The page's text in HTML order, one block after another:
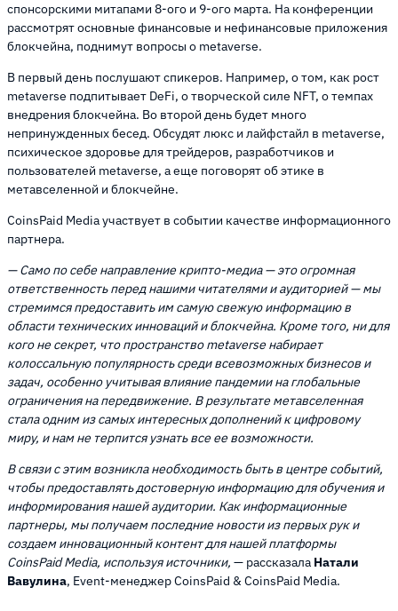
спонсорскими митапами 8-ого и 9-ого марта. На конференции
рассмотрят основные финансовые и нефинансовые приложения
блокчейна, поднимут вопросы о metaverse.
В первый день послушают спикеров. Например, о том, как рост
metaverse подпитывает DeFi, о творческой силе NFT, о темпах
внедрения блокчейна. Во второй день будет много
непринужденных бесед. Обсудят люкс и лайфстайл в metaverse,
психическое здоровье для трейдеров, разработчиков и
пользователей metaverse, а еще поговорят об этике в
метавселенной и блокчейне.
CoinsPaid Media участвует в событии качестве информационного
партнера.
— Само по себе направление крипто-медиа — это огромная
ответственность перед нашими читателями и аудиторией — мы
стремимся предоставить им самую свежую информацию в
области технических инноваций и блокчейна. Кроме того, ни для
кого не секрет, что пространство metaverse набирает
колоссальную популярность среди всевозможных бизнесов и
задач, особенно учитывая влияние пандемии на глобальные
ограничения на передвижение. В результате метавселенная
стала одним из самых интересных дополнений к цифровому
миру, и нам не терпится узнать все ее возможности.
В связи с этим возникла необходимость быть в центре событий,
чтобы предоставлять достоверную информацию для обучения и
информирования нашей аудитории. Как информационные
партнеры, мы получаем последние новости из первых рук и
создаем инновационный контент для нашей платформы
CoinsPaid Media, используя источники, — рассказала Натали
Вавулина, Event-менеджер CoinsPaid & CoinsPaid Media.